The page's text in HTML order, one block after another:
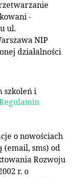
-
ul.
NIP
działalności
szkoleń i
o nowościach
sms) od
Rozwoju
r. o